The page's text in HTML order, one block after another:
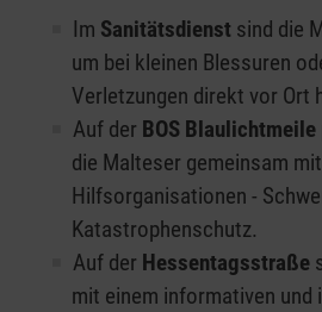
Im Sanitätsdienst sind die
um bei kleinen Blessuren
Verletzungen direkt vor Ort
Auf der BOS Blaulichtmeile
die Malteser gemeinsam
Hilfsorganisationen -
Katastrophenschutz.
Auf der Hessentagsstraße
mit einem informativen und